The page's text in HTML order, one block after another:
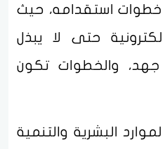
استقدامه، حيث
حتى لا يبذل
والخطوات تكون
البشرية والتنمية